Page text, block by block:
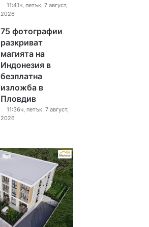
11:41ч, петък, 7 август,
2026
75 фотографии
разкриват
магията на
Индонезия в
безплатна
изложба в
Пловдив
11:36ч, петък, 7 август,
2026